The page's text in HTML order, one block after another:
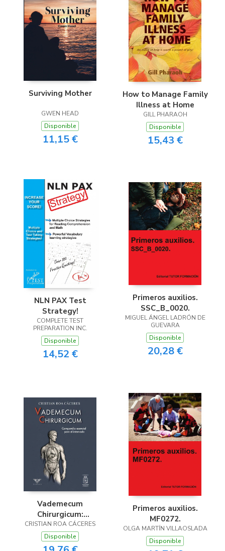
Surviving Mother
GWEN HEAD
Disponible
11,15 €
How to Manage Family
Illness at Home
GILL PHARAOH
Disponible
15,43 €
NLN PAX Test
Strategy!
COMPLETE TEST
PREPARATION INC.
Disponible
14,52 €
Primeros auxilios.
SSC_B_0020.
MIGUEL ÁNGEL LADRÓN DE
GUEVARA
Disponible
20,28 €
Vademecum
Chirurgicum:
compendio esencial
para el internado
CRISTIAN ROA CÁCERES
Disponible
Primeros auxilios.
MF0272.
OLGA MARTÍN VILLAOSLADA
Disponible